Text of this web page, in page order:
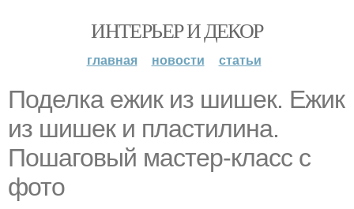
ИНТЕРЬЕР И ДЕКОР
главная новости статьи
Поделка ежик из шишек. Ежик
из шишек и пластилина.
Пошаговый мастер-класс с
фото